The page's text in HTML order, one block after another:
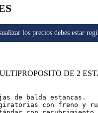
los precios debes estar
DE 2
de balda estancas.
con freno y